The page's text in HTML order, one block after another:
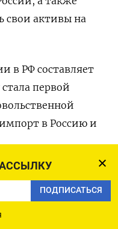
ПОДПИСАТЬСЯ
свои активы на
в РФ составляет
первой
в Россию и
располагала
евро
включая четыре